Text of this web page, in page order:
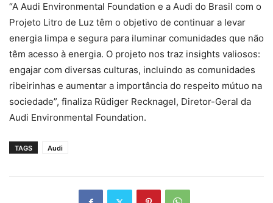
“A Audi Environmental Foundation e a Audi do Brasil com o
Projeto Litro de Luz têm o objetivo de continuar a levar
energia limpa e segura para iluminar comunidades que não
têm acesso à energia. O projeto nos traz insights valiosos:
engajar com diversas culturas, incluindo as comunidades
ribeirinhas e aumentar a importância do respeito mútuo na
sociedade”, finaliza Rüdiger Recknagel, Diretor-Geral da
Audi Environmental Foundation.
TAGS Audi